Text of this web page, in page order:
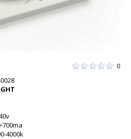
0
700ma
4000k